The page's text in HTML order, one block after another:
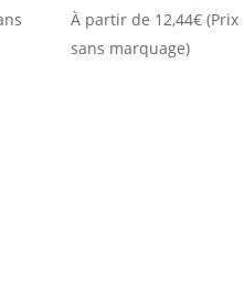
À partir de 12,44€(Prix
sans marquage)